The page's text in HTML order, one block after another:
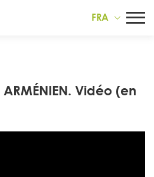
FRA
ARMÉNIEN. Vidéo (en